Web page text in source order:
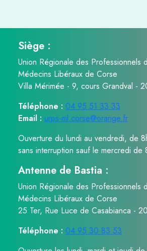
Siège :
Union Régionale des Professionnels
Médecins Libéraux de Corse
Villa Mérimée - 9, cours Grandval -
Téléphone : 04 95 51 33 33
Email : urps-ml.corse@orange.fr
Ouverture du lundi au vendredi, de
sans interruption sauf le mercredi
Antenne de Bastia :
Union Régionale des Professionnels
Médecins Libéraux de Corse
25 Ter, Rue Luce de Casabianca -
Téléphone : 04 95 30 83 53